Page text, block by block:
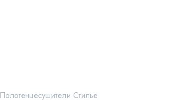
Полотенцесушители Стилье